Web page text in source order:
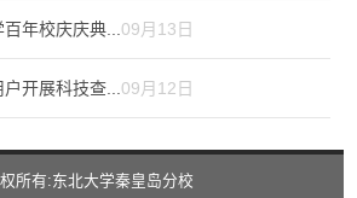
年校庆庆典... 09月13日
开展科技查... 09月12日
所有:东北大学秦皇岛分校